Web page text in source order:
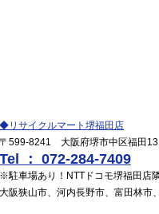
◆リサイクルマート堺福田店
〒599-8241 大阪府堺市中区福田
Tel ： 072-284-7409
※駐車場あり！NTTドコモ堺福田店
大阪狭山市、河内長野市、富田林市